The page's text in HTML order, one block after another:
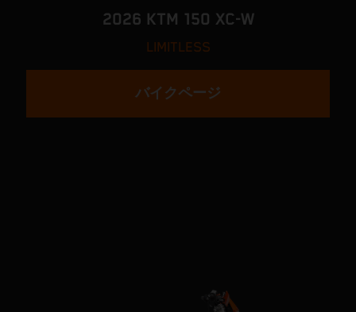
2026 KTM 150 XC-W
LIMITLESS
バイクページ